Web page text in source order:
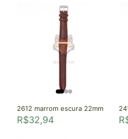
2612 marrom escura 22mm
R$32,94